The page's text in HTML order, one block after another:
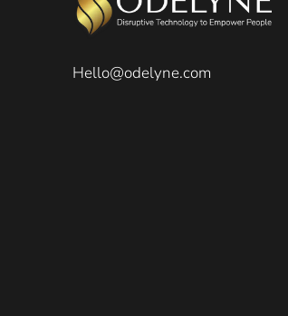
Hello@odelyne.com